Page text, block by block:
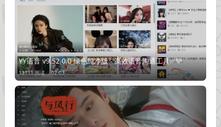
YY语音 v9.52.0.0 绿色纯净版 - 高效语音沟通工具✅💚
13111 阅读 ， 02-03